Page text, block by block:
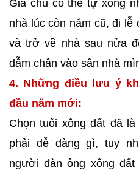
Gia chủ có thể tự xông
nhà lúc còn năm cũ, đi lễ
và trở về nhà sau nửa
dẫm chân vào sân nhà
4. Những điều lưu ý
đầu năm mới:
Chọn tuổi xông đất đã
phải dễ dàng gì, tuy
người đàn ông xông